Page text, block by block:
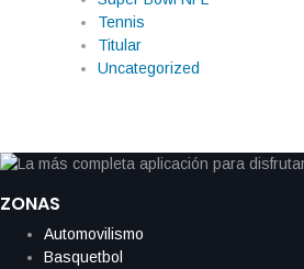
Tennis
Titular
Uncategorized
ZONAS
Automovilismo
Basquetbol